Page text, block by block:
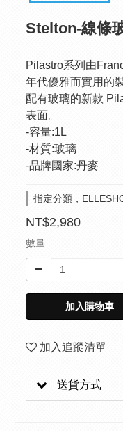
Stelton-線條
Pilastro系列由
年代優雅而實用的
配有玻璃的新款
表面。
-容量:1L
-材質:玻璃
-品牌國家:丹麥
指定分類，
NT$2,980
數量
加入購物車
加入追蹤清單
送貨方式